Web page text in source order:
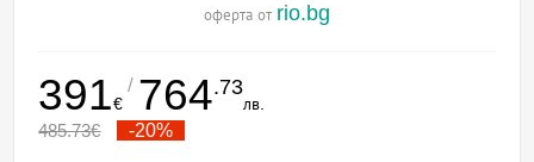
оферта от rio.bg
391€
/ 764.73
лв.
485.73€ -20%